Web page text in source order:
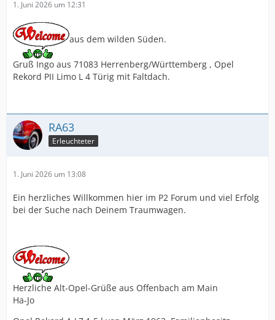
1. Juni 2026 um 12:31
aus dem wilden Süden.
Gruß Ingo aus 71083 Herrenberg/Württemberg , Opel
Rekord PII Limo L 4 Türig mit Faltdach.
RA63
Erleuchteter
1. Juni 2026 um 13:08
Ein herzliches Willkommen hier im P2 Forum und viel Erfolg
bei der Suche nach Deinem Traumwagen.
Herzliche Alt-Opel-Grüße aus Offenbach am Main
Ha-Jo